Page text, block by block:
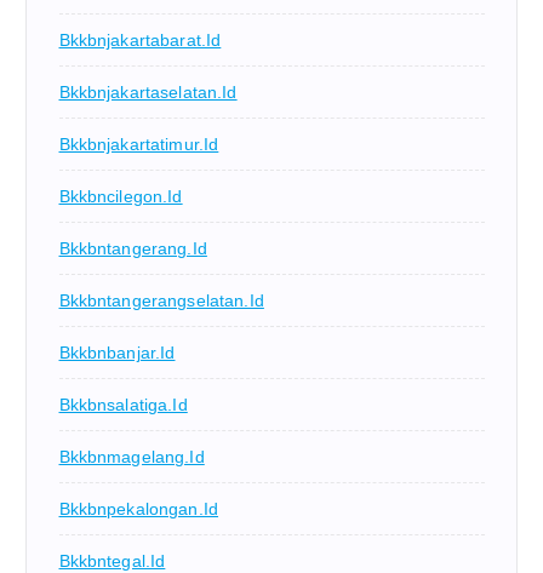
Bkkbnjakartabarat.id
Bkkbnjakartaselatan.id
Bkkbnjakartatimur.id
Bkkbncilegon.id
Bkkbntangerang.id
Bkkbntangerangselatan.id
Bkkbnbanjar.id
Bkkbnsalatiga.id
Bkkbnmagelang.id
Bkkbnpekalongan.id
Bkkbntegal.id